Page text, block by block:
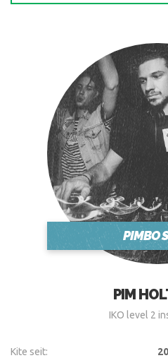
PIMBO
PIM
IKO level 2
Kite seit: